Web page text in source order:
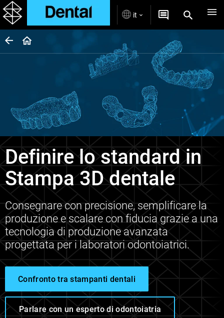
it
Definire lo standard in
Stampa 3D dentale
Consegnare con precisione, semplificare la
produzione e scalare con fiducia grazie a una
tecnologia di produzione avanzata
progettata per i laboratori odontoiatrici.
Confronto tra stampanti dentali
Parlare con un esperto di odontoiatria